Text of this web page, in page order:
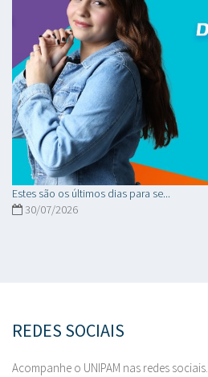
Estes são os últimos dias para se...
30/07/2026
REDES SOCIAIS
Acompanhe o UNIPAM nas redes sociais.